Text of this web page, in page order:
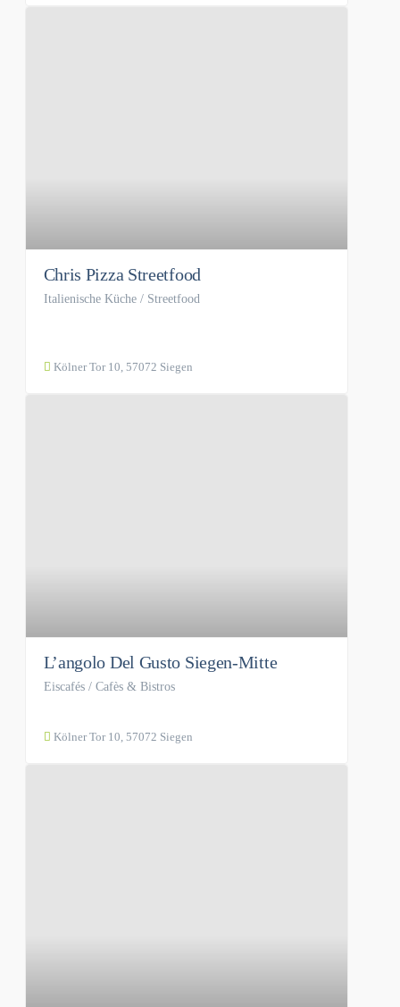
Chris Pizza Streetfood
Italienische Küche / Streetfood
Kölner Tor 10, 57072 Siegen
L’angolo Del Gusto Siegen-Mitte
Eiscafés / Cafès & Bistros
Kölner Tor 10, 57072 Siegen